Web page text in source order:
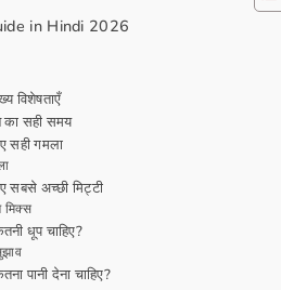
in Hindi 2026
विशेषताएँ
सही समय
सही गमला
सबसे अच्छी मिट्टी
मिक्स
धूप चाहिए?
पानी देना चाहिए?